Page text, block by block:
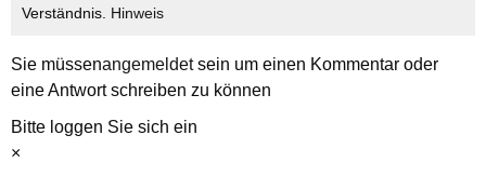
Verständnis. Hinweis
Sie müssenangemeldetsein um einen Kommentar oder
eine Antwort schreiben zu können
Bitte loggen Sie sich ein
×